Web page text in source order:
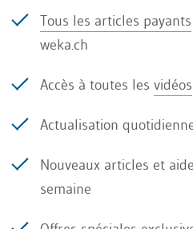
plutôt considérées
justifier un
Le préjudice
de la saisie du temps
peut justifier un
Relation de confiance
Tous les articles payants
weka.ch
Accès à toutes les vidéos
Actualisation
Nouveaux articles et
semaine